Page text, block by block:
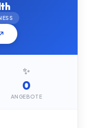
✨
0
ANGEBOTE